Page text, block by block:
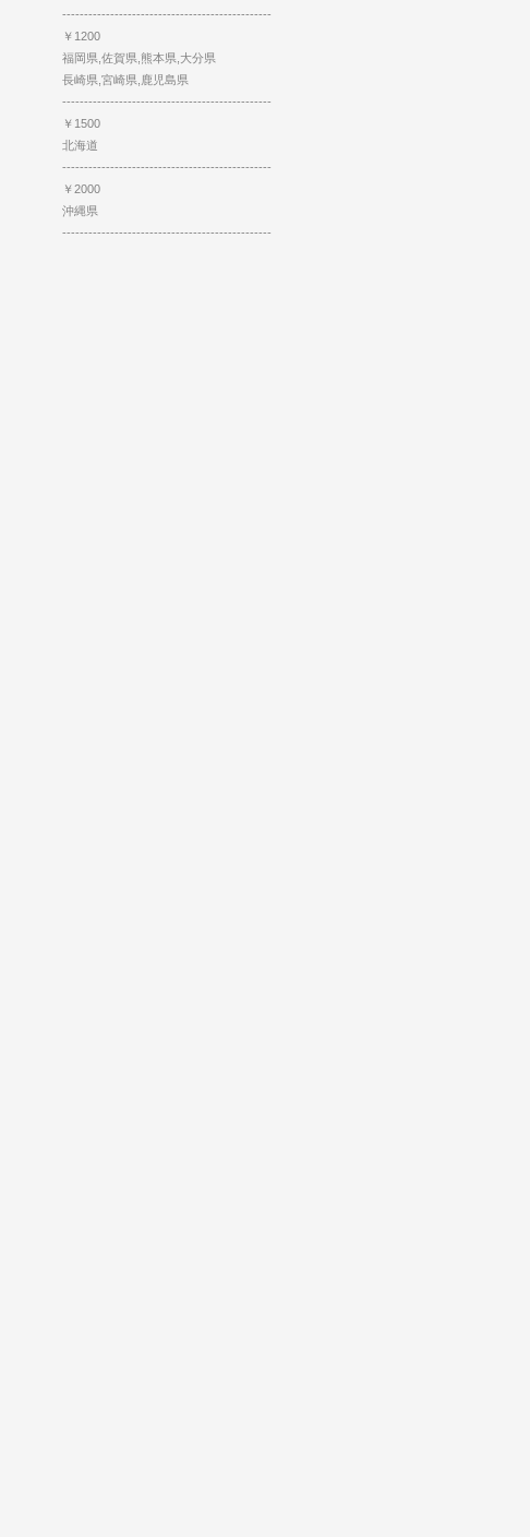
------------------------------------------------
￥1200
福岡県,佐賀県,熊本県,大分県
長崎県,宮崎県,鹿児島県
------------------------------------------------
￥1500
北海道
------------------------------------------------
￥2000
沖縄県
------------------------------------------------